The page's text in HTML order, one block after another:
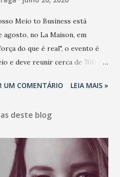
Meio to Business está
agosto, no La Maison, em
do que é real", o evento é
e deve reunir cerca de 700
Desde 2022, o NM2B
profissionais de marcas
TikTok e M. Dias Branco.
momento em que autenticidade
nas conversas sobre marca,
UM COMENTÁRIO LEIA MAIS »
deste blog